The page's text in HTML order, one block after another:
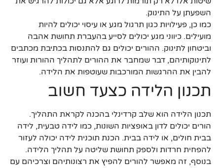
השפעתן על התינוק.
כמו כן, פעילויות כגון תרגול מגע או עיסוי יכולים להיות
מועילים. כיווני מגע יכולים לסייע בהעברת תחושת אהבה
וביטחון לתינוק. ההורים יכולים גם להתנסות בכתיבת מכתבים
לתינוקותיהם, דבר שמחבר את ההורים לתהליך ההורות ועוזר
להבין את ההרגשות המורכבות שעוטפות את הלידה.
תכנון הלידה כצעד חשוב
תכנון הלידה הוא שלב קרדינלי בהכנה לקראת התהליך.
הורים יכולים לדון באופציות השונות, כמו לידה טבעית, לידה
בבית חולים, או לידה בבית. הכנת תוכנית לידה יכולה לעזור
להפחית חרדות ולספק תחושת שליטה על תהליך הלידה.
בנוסף, זה מאפשר להורים להפיץ את רצונותיהם וצרכיהם עם